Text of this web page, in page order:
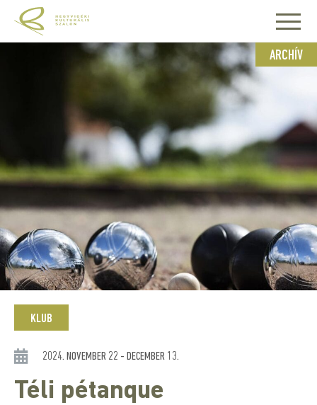
ARCHÍV
KLUB
2024. NOVEMBER 22 - DECEMBER 13.
Téli pétanque